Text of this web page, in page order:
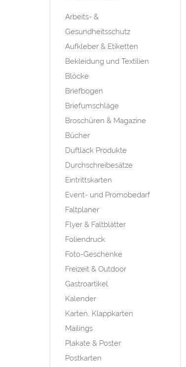
Arbeits- &
Gesundheitsschutz
Aufkleber & Etiketten
Bekleidung und Textilien
Blöcke
Briefbogen
Briefumschläge
Broschüren & Magazine
Bücher
Duftlack Produkte
Durchschreibesätze
Eintrittskarten
Event- und Promobedarf
Faltplaner
Flyer & Faltblätter
Foliendruck
Foto-Geschenke
Freizeit & Outdoor
Gastroartikel
Kalender
Karten, Klappkarten
Mailings
Plakate & Poster
Postkarten